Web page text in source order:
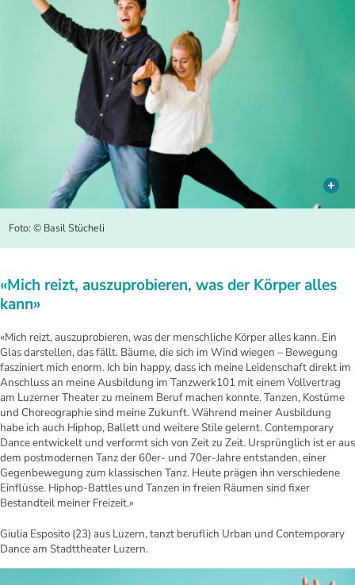
Foto: © Basil Stücheli
«Mich reizt, auszuprobieren, was der Körper alles
kann»
«Mich reizt, auszuprobieren, was der menschliche Körper alles kann. Ein
Glas darstellen, das fällt. Bäume, die sich im Wind wiegen – Bewegung
fasziniert mich enorm. Ich bin happy, dass ich meine Leidenschaft direkt im
Anschluss an meine Ausbildung im Tanzwerk101 mit einem Vollvertrag
am Luzerner Theater zu meinem Beruf machen konnte. Tanzen, Kostüme
und Choreographie sind meine Zukunft. Während meiner Ausbildung
habe ich auch Hiphop, Ballett und weitere Stile gelernt. Contemporary
Dance entwickelt und verformt sich von Zeit zu Zeit. Ursprünglich ist er aus
dem postmodernen Tanz der 60er- und 70er-Jahre entstanden, einer
Gegenbewegung zum klassischen Tanz. Heute prägen ihn verschiedene
Einflüsse. Hiphop-Battles und Tanzen in freien Räumen sind fixer
Bestandteil meiner Freizeit.»
Giulia Esposito (23) aus Luzern, tanzt beruflich Urban und Contemporary
Dance am Stadttheater Luzern.